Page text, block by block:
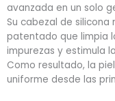
avanzada en un solo
Su cabezal de
patentado que limpia
impurezas y estimula
Como resultado, la
uniforme desde las